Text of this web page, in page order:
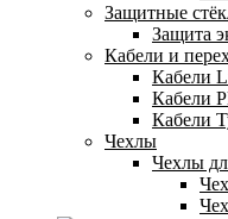
Защитные
Защита
Кабели и
Кабели
Кабели
Кабели
Чехлы
Чехлы